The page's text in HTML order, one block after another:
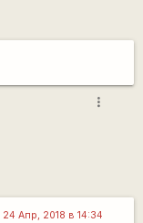
more_vert
24 Апр, 2018 в 14:34